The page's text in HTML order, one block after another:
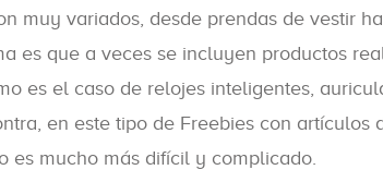
muy variados, desde prendas de vestir
es que a veces se incluyen productos
es el caso de relojes inteligentes,
en este tipo de Freebies con artículos
es mucho más difícil y complicado.